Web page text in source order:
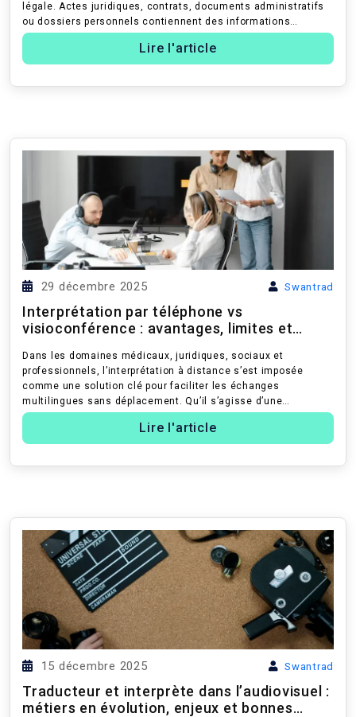
légale. Actes juridiques, contrats, documents administratifs
ou dossiers personnels contiennent des informations
sensibles. Pourtant, de nom...
Lire l'article
29 décembre 2025 Swantrad
Interprétation par téléphone vs
visioconférence : avantages, limites et
Dans les domaines médicaux, juridiques, sociaux et
professionnels, l’interprétation à distance s’est imposée
comme une solution clé pour faciliter les échanges
multilingues sans déplacement. Qu’il s’agisse d’une
consultation médicale, d’une audien...
Lire l'article
15 décembre 2025 Swantrad
Traducteur et interprète dans l’audiovisuel :
métiers en évolution, enjeux et bonnes